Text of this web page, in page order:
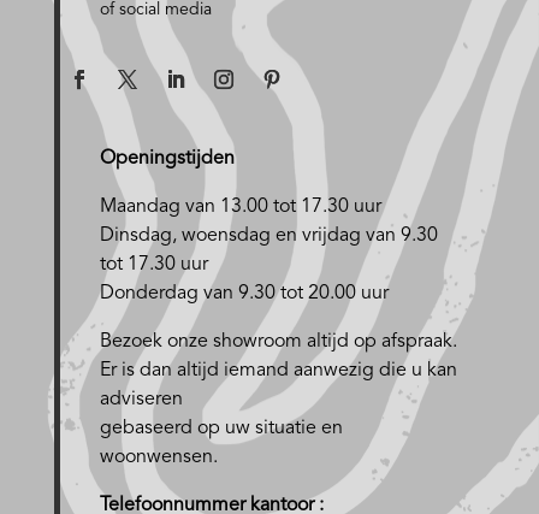
of social media
Openingstijden
Maandag van 13.00 tot 17.30 uur
Dinsdag, woensdag en vrijdag van 9.30
tot 17.30 uur
Donderdag van 9.30 tot 20.00 uur
Bezoek onze showroom altijd op afspraak.
Er is dan altijd iemand aanwezig die u kan
adviseren
gebaseerd op uw situatie en
woonwensen.
Telefoonnummer kantoor :